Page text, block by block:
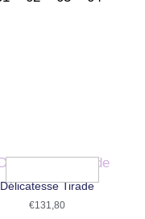
Délicatesse Tirade
€131,80